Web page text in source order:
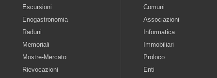
Escursioni
Enogastronomia
Raduni
Memoriali
Mostre-Mercato
Rievocazioni
Comuni
Associazioni
Informatica
Immobiliari
Proloco
Enti